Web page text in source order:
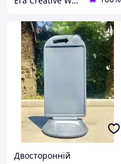
Двосторонній